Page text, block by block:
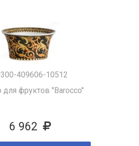
409606-10512
фруктов "Barocco"
6 962